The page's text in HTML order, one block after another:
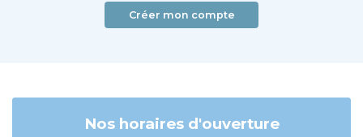
Créer mon compte
Nos horaires d'ouverture